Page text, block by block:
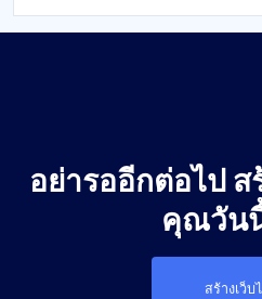
อย่ารออีกต่อไป ส
คุณวัน
สร้างเว็บ